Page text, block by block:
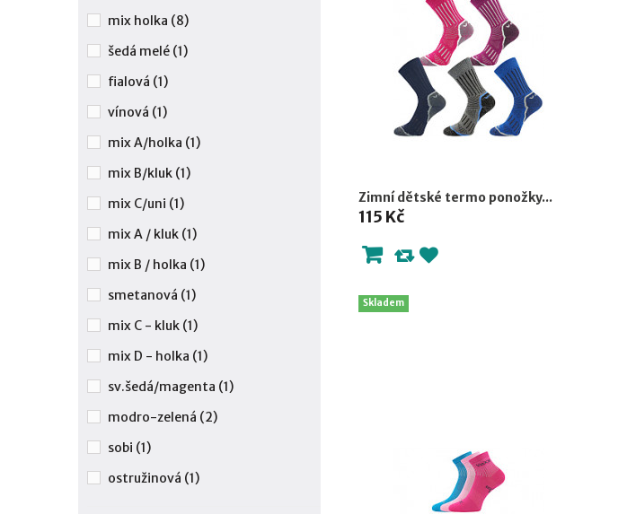
Zimní dětské termo ponožky...
115 Kč
Skladem
mix holka (8)
šedá melé (1)
fialová (1)
vínová (1)
mix A/holka (1)
mix B/kluk (1)
mix C/uni (1)
mix A / kluk (1)
mix B / holka (1)
smetanová (1)
mix C - kluk (1)
mix D - holka (1)
sv.šedá/magenta (1)
modro-zelená (2)
sobi (1)
ostružinová (1)